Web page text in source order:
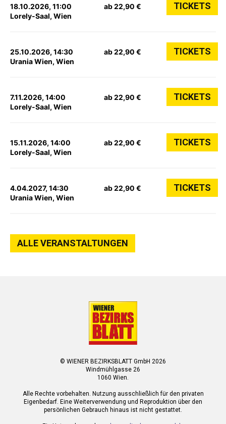
18.10.2026, 11:00
Lorely-Saal, Wien
ab 22,90 € TICKETS
25.10.2026, 14:30
Urania Wien, Wien
ab 22,90 € TICKETS
7.11.2026, 14:00
Lorely-Saal, Wien
ab 22,90 € TICKETS
15.11.2026, 14:00
Lorely-Saal, Wien
ab 22,90 € TICKETS
4.04.2027, 14:30
Urania Wien, Wien
ab 22,90 € TICKETS
ALLE VERANSTALTUNGEN
© WIENER BEZIRKSBLATT GmbH 2026
Windmühlgasse 26
1060 Wien.
Alle Rechte vorbehalten. Nutzung ausschließlich für den privaten
Eigenbedarf. Eine Weiterverwendung und Reproduktion über den
persönlichen Gebrauch hinaus ist nicht gestattet.